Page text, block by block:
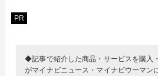
PR
◆記事で紹介した商品・サービスを購入
がマイナビニュース・マイナビウーマン